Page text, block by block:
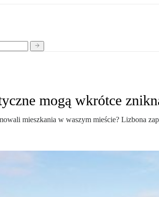
mogą wkrótce
mieszkania w waszym mieście? Lizbona